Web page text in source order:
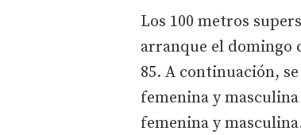
Los 100 metros
arranque el domingo
85. A continuación,
femenina y
femenina y